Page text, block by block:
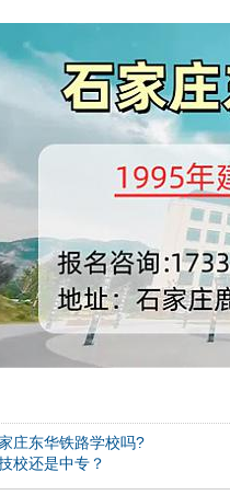
庄东华铁路学校吗?
校还是中专？